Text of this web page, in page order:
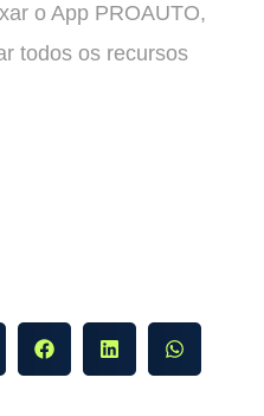
o App PROAUTO,
todos os recursos